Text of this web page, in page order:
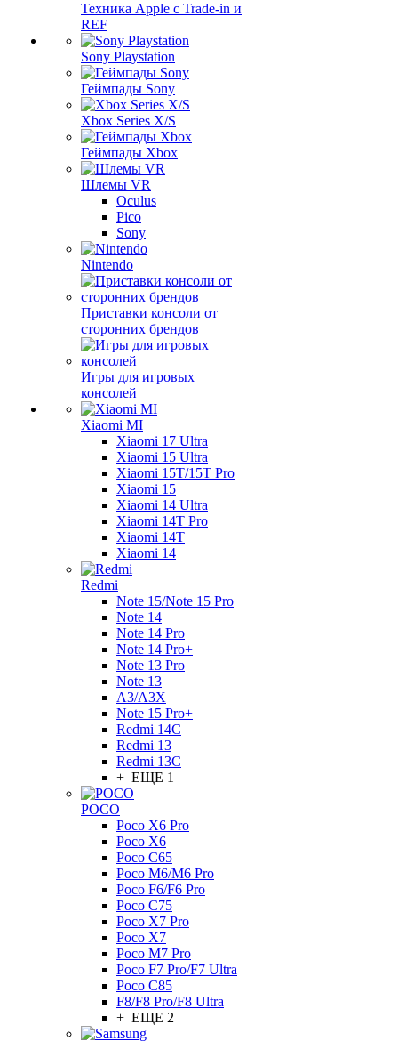
Техника Apple с Trade-in и
REF
Sony Playstation
Геймпады Sony
Xbox Series X/S
Геймпады Xbox
Шлемы VR
Oculus
Pico
Sony
Nintendo
Приставки консоли от
сторонних брендов
Игры для игровых
консолей
Xiaomi MI
Xiaomi 17 Ultra
Xiaomi 15 Ultra
Xiaomi 15T/15T Pro
Xiaomi 15
Xiaomi 14 Ultra
Xiaomi 14T Pro
Xiaomi 14T
Xiaomi 14
Redmi
Note 15/Note 15 Pro
Note 14
Note 14 Pro
Note 14 Pro+
Note 13 Pro
Note 13
A3/A3X
Note 15 Pro+
Redmi 14C
Redmi 13
Redmi 13C
+ ЕЩЕ 1
POCO
Poco X6 Pro
Poco X6
Poco C65
Poco M6/M6 Pro
Poco F6/F6 Pro
Poco C75
Poco X7 Pro
Poco X7
Poco M7 Pro
Poco F7 Pro/F7 Ultra
Poco C85
F8/F8 Pro/F8 Ultra
+ ЕЩЕ 2